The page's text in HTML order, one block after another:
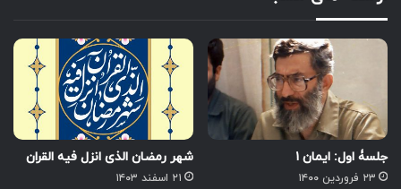
جلسۀ اول: ایمان ۱
۲۳ فروردین ۱۴۰۰
شهر رمضان الذی انزل فیه القران
۲۱ اسفند ۱۴۰۳